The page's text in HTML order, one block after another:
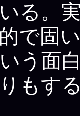
る。
で固
う面
もす